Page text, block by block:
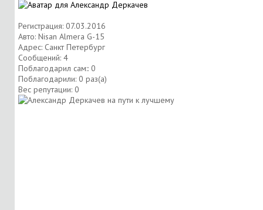
Регистрация: 07.03.2016
Авто: Nisan Almera G-15
Адрес: Санкт Петербург
Сообщений: 4
Поблагодарил сам:: 0
Поблагодарили: 0 раз(а)
Вес репутации: 0